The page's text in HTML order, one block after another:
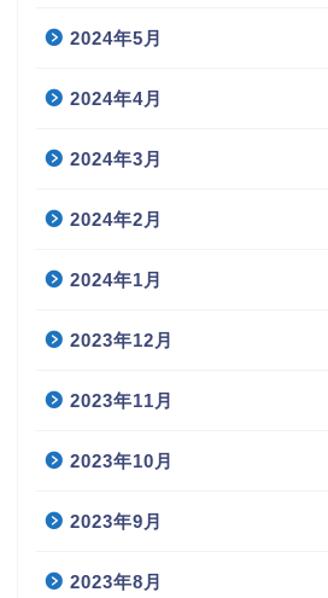
2024年5月
2024年4月
2024年3月
2024年2月
2024年1月
2023年12月
2023年11月
2023年10月
2023年9月
2023年8月